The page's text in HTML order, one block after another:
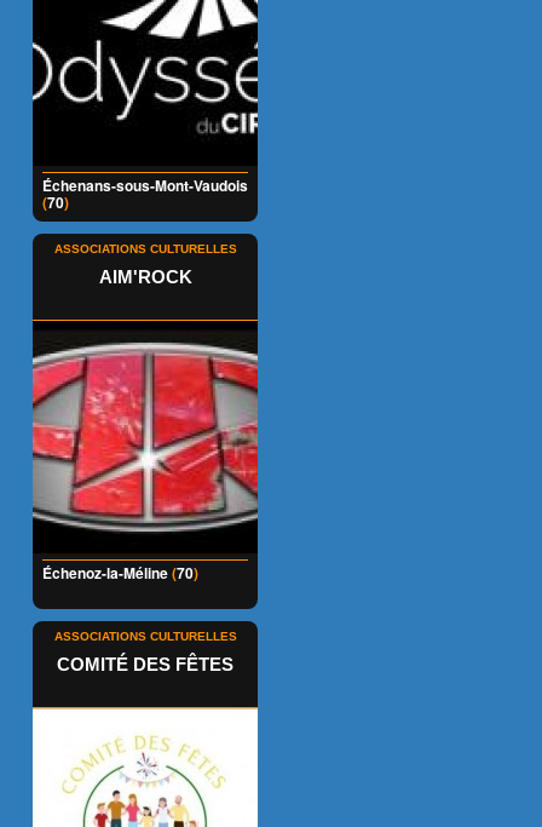
Échenans-sous-Mont-Vaudois
(70)
ASSOCIATIONS CULTURELLES
AIM'ROCK
Échenoz-la-Méline(70)
ASSOCIATIONS CULTURELLES
COMITÉ DES FÊTES